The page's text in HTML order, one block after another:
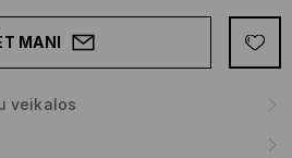
MANI
veikalos